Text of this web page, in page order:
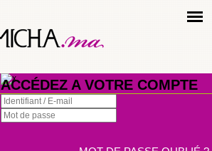
ACCÉDEZ A VOTRE COMPTE